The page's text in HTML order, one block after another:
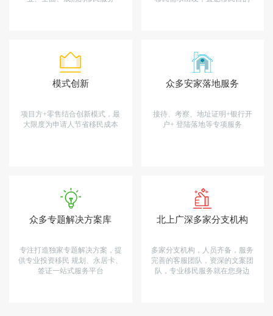
模式创新
项目方+零售结合创新模式，最
大限度为申请人节省移民成本
众多安家落地服务
接待、考察、地址证明+银行开
户+ 登陆落地等专项服务
众多专题解决方案库
专注打造独家专题解决方案，提
供专业投资移民 规划、永居卡、
签证一站式服务平台
北上广深多家分支机构
多家分支机构，人员齐备，服务
完善的客服团队，资深的文案团
队，专业移民服务就在您身边